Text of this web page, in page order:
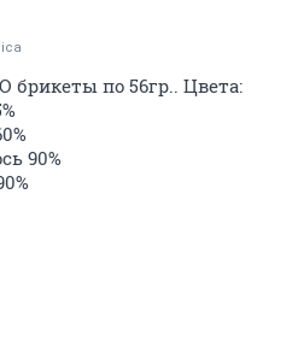
по 56гр.. Цвета:
90%